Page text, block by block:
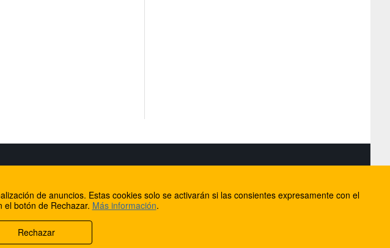
Internet Rural Mallorca
Registro de dominios
de anuncios. Estas cookies solo se activarán si las consientes expresamente con el
el botón de Rechazar. Más información.
Rechazar